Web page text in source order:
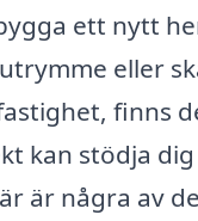
ett nytt
eller
finns
kan stödja
är några av de